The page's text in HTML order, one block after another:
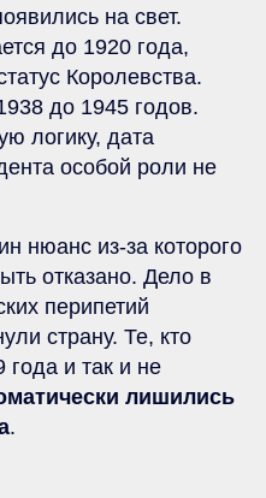
на свет.
до 1920 года,
Королевства.
до 1945 годов.
логику, дата
особой роли не
нюанс из-за которого
отказано. Дело в
перипетий
страну. Те, кто
года и так и не
лишились
.